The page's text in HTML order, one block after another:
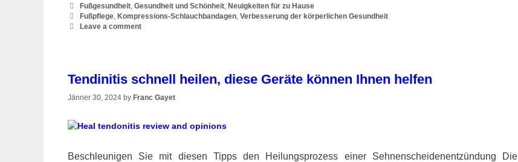
Categories
Fußgesundheit ,Gesundheit und Schönheit ,Neuigkeiten für zu Hause
Tags
Fußpflege ,Kompressions-Schlauchbandagen ,Verbesserung der körperlichen Gesundheit
Leave a comment
Tendinitis schnell heilen, diese Geräte können Ihnen helfen
Jänner 30, 2024 by Franc Gayet
Beschleunigen Sie mit diesen Tipps den Heilungsprozess einer Sehnenscheidenentzündung Die